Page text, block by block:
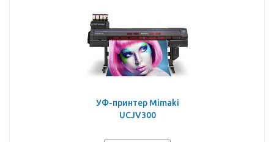
УФ-принтер Mimaki
UCJV300